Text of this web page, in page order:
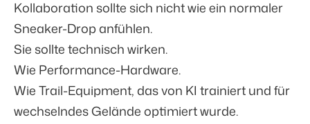
Kollaboration sollte sich nicht wie ein normaler
Sneaker-Drop anfühlen.
Sie sollte technisch wirken.
Wie Performance-Hardware.
Wie Trail-Equipment, das von KI trainiert und für
wechselndes Gelände optimiert wurde.